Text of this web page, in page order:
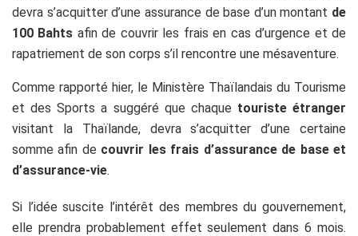
devra s’acquitter d’une assurance de base d’un montant de
100 Bahts afin de couvrir les frais en cas d’urgence et de
rapatriement de son corps s’il rencontre une mésaventure.
Comme rapporté hier, le Ministère Thaïlandais du Tourisme
et des Sports a suggéré que chaque touriste étranger
visitant la Thaïlande, devra s’acquitter d’une certaine
somme afin de couvrir les frais d’assurance de base et
d’assurance-vie.
Si l’idée suscite l’intérêt des membres du gouvernement,
elle prendra probablement effet seulement dans 6 mois.